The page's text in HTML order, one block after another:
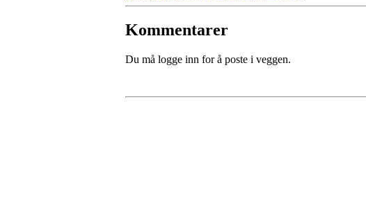
Kommentarer
Du må logge inn for å poste i veggen.